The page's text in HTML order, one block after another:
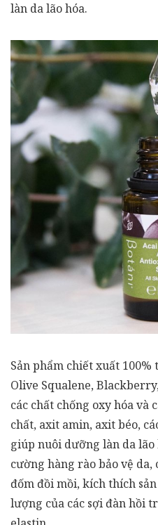
làn da lão hóa.
Sản phẩm chiết xuất
Olive Squalene,
các chất chống oxy hóa và
chất, axit amin, axit béo,
giúp nuôi dưỡng làn da
cường hàng rào bảo vệ da,
đốm đồi mồi, kích thích
lượng của các sợi đàn hồi